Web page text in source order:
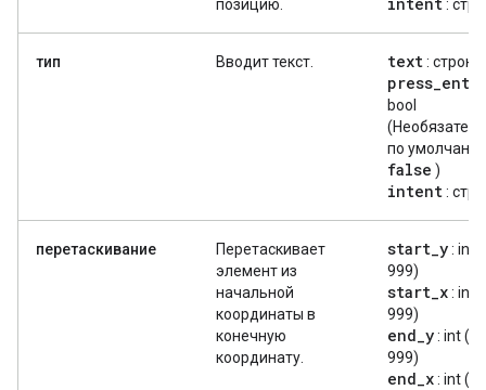
позицию.
:
тип Вводит текст. text: строка
press_
bool
по
false )
intent:
перетаскивание
Перетаскивает
элемент из
начальной
координаты в
конечную
координату.
start_y: int
999)
start_x: int
999)
end_y: int (0-
999)
end_x: int (0-